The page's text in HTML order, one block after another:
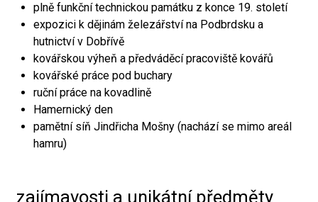
plně funkční technickou památku z konce 19. století
expozici k dějinám železářství na Podbrdsku a
hutnictví v Dobřívě
kovářskou výheň a předváděcí pracoviště kovářů
kovářské práce pod buchary
ruční práce na kovadlině
Hamernický den
pamětní síň Jindřicha Mošny (nachází se mimo areál
hamru)
zajímavosti a unikátní předměty